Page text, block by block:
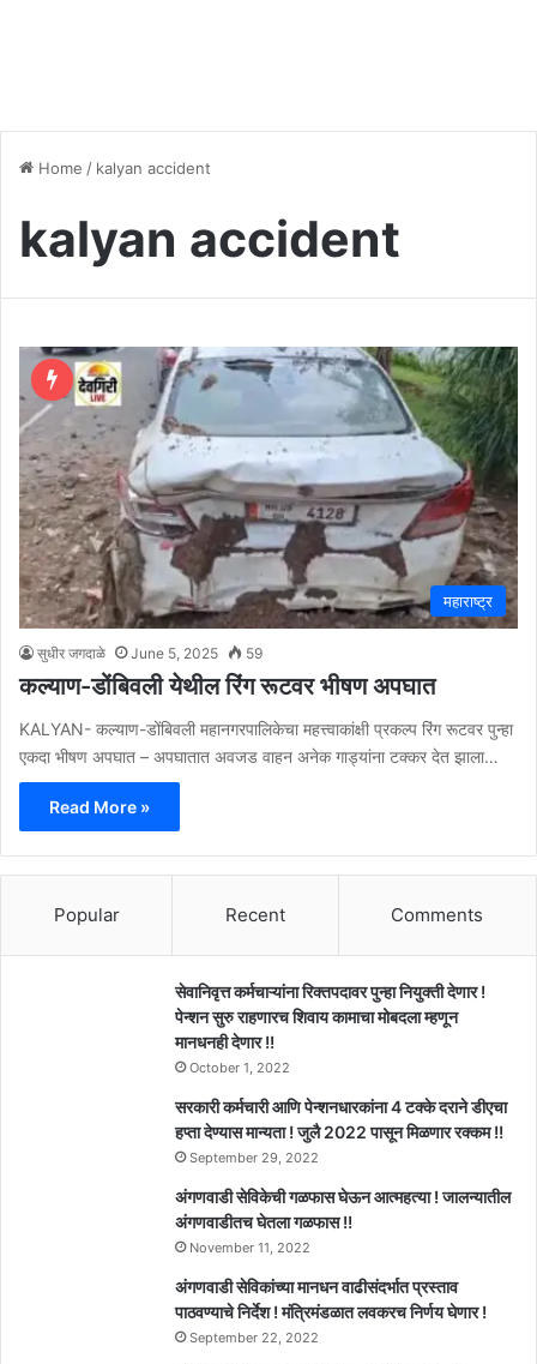
Home / kalyan accident
kalyan accident
महाराष्ट्र
सुधीर जगदाळे June 5, 2025 59
कल्याण-डोंबिवली येथील रिंग रूटवर भीषण अपघात
KALYAN- कल्याण-डोंबिवली महानगरपालिकेचा महत्त्वाकांक्षी प्रकल्प रिंग रूटवर पुन्हा
एकदा भीषण अपघात – अपघातात अवजड वाहन अनेक गाड्यांना टक्कर देत झाला…
Read More »
Popular Recent Comments
सेवानिवृत्त कर्मचाऱ्यांना रिक्तपदावर पुन्हा नियुक्ती देणार !
पेन्शन सुरु राहणारच शिवाय कामाचा मोबदला म्हणून
मानधनही देणार !!
October 1, 2022
सरकारी कर्मचारी आणि पेन्शनधारकांना 4 टक्के दराने डीएचा
हप्ता देण्यास मान्यता ! जुलै 2022 पासून मिळणार रक्कम !!
September 29, 2022
अंगणवाडी सेविकेची गळफास घेऊन आत्महत्या ! जालन्यातील
अंगणवाडीतच घेतला गळफास !!
November 11, 2022
अंगणवाडी सेविकांच्या मानधन वाढीसंदर्भात प्रस्ताव
पाठवण्याचे निर्देश ! मंत्रिमंडळात लवकरच निर्णय घेणार !
September 22, 2022